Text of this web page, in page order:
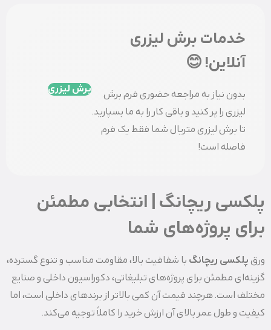
خدمات برش لیزری
آنلاین! 😊
بدون نیاز به مراجعه حضوری فرم برش
لیزری را پر کنید و باقی کار را به ما بسپارید.
تا برش لیزری متریال شما فقط یک فرم
فاصله است!
برش لیزری
پلکسی ریچانگ | انتخابی مطمئن
برای پروژه‌های شما
ورق پلکسی ریچانگ با شفافیت بالا، مقاومت مناسب و تنوع گسترده،
گزینه‌ای مطمئن برای پروژه‌های تبلیغاتی، دکوراسیون داخلی و صنایع
مختلف است. هرچند قیمت آن کمی بالاتر از برندهای داخلی است، اما
کیفیت و طول عمر بالای آن ارزش خرید را کاملاً توجیه می‌کند.